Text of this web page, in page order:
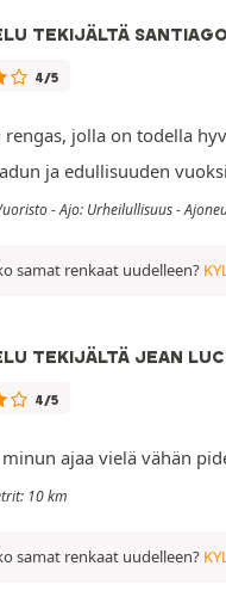
TEKIJÄLTÄ SANTIAGO
4/5
rengas, jolla on todella
ja edullisuuden
- Ajo: Urheilullisuus -
samat renkaat uudelleen?
TEKIJÄLTÄ JEAN
4/5
ajaa vielä vähän
10 km
samat renkaat uudelleen?